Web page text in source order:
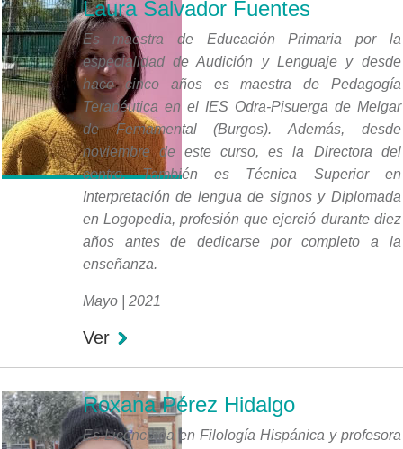
Laura Salvador Fuentes
Es maestra de Educación Primaria por la
especialidad de Audición y Lenguaje y desde
hace cinco años es maestra de Pedagogía
Terapéutica en el IES Odra-Pisuerga de Melgar
de Fernamental (Burgos). Además, desde
noviembre de este curso, es la Directora del
centro. También es Técnica Superior en
Interpretación de lengua de signos y Diplomada
en Logopedia, profesión que ejerció durante diez
años antes de dedicarse por completo a la
enseñanza.
Mayo | 2021
Ver
Roxana Pérez Hidalgo
Es Licenciada en Filología Hispánica y profesora